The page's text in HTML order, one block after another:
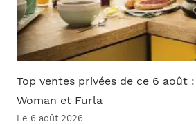
Top ventes privées de ce 6 août
Woman et Furla
Le 6 août 2026